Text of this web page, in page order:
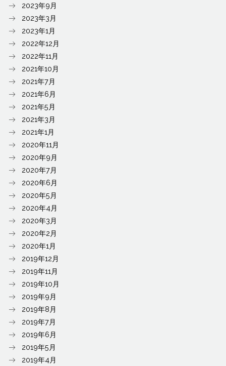
2023年9月
2023年3月
2023年1月
2022年12月
2022年11月
2021年10月
2021年7月
2021年6月
2021年5月
2021年3月
2021年1月
2020年11月
2020年9月
2020年7月
2020年6月
2020年5月
2020年4月
2020年3月
2020年2月
2020年1月
2019年12月
2019年11月
2019年10月
2019年9月
2019年8月
2019年7月
2019年6月
2019年5月
2019年4月